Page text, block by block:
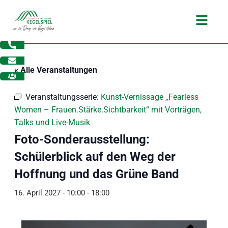
Inhalt
springen
Main
« Alle Veranstaltungen
Veranstaltungsserie: Kunst-Vernissage „Fearless
Women – Frauen.Stärke.Sichtbarkeit“ mit Vorträgen,
Talks und Live-Musik
Foto-Sonderausstellung:
Schülerblick auf den Weg der
Hoffnung und das Grüne Band
16. April 2027 - 10:00- 18:00